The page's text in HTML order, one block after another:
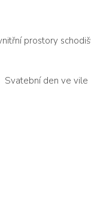
prostory
Svatební den ve vile